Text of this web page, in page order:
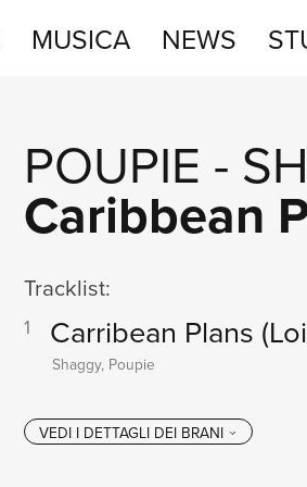
MUSICA NEWS
POUPIE -
Caribbean
Tracklist:
1 Carribean Plans
Shaggy, Poupie
SHOP